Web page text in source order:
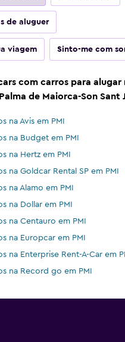
de aluguer
viagem Sinto-me com
com carros para alugar
de Maiorca-Son Sant
na Avis em PMI
na Budget em PMI
na Hertz em PMI
na Goldcar Rental SP em PMI
na Alamo em PMI
na Dollar em PMI
na Centauro em PMI
na Europcar em PMI
na Enterprise Rent-A-Car em
na Record go em PMI